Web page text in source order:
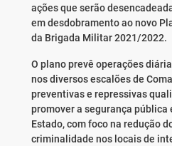
ações que serão
em desdobramento ao novo
da Brigada Militar 2021/2022.
O plano prevê operações
nos diversos escalões de
preventivas e repressivas
promover a segurança pública
Estado, com foco na redução
criminalidade nos locais de